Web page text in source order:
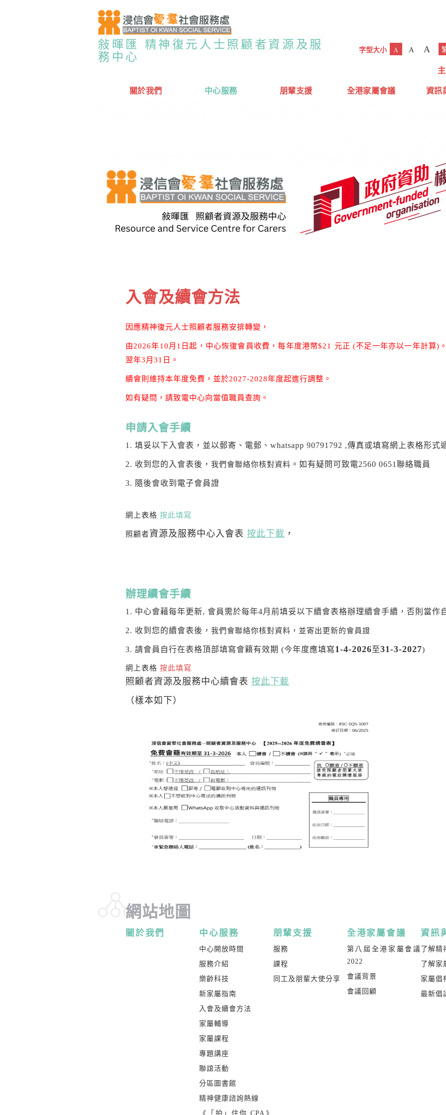
敍暉匯 精神復元人士照顧者資源及服
務中心
字型大小 A A A
關於我們 中心服務 朋輩支援 全港家屬會議 資訊
入會及續會方法
因應精神復元人士照顧者服務安排轉變，
由2026年10月1日起，中心恢復會員收費，每年度港幣$21 元正 (不足一年亦以一年計算)
翌年3月31日。
續會則維持本年度免費，並於2027-2028年度起進行調整。
如有疑問，請致電中心向當值職員查詢。
申請入會手續
1. 填妥以下入會表，並以郵寄、電郵、whatsapp 90791792 ,傳真或填寫網上表格形式
2. 收到您的入會表後， 我們會聯絡你核對資料 。如有疑問可致電2560 0651聯絡職員
3. 隨後會收到電子會員證
網上表格 按此填寫
照顧者資源及服務中心入會表 按此下載 ，
辦理續會手續
1. 中心會藉每年更新, 會員需於每年4月前填妥以下續會表格辦理續會手續，否則當作
2. 收到您的續會表後， 我們會聯絡你核對資料，並寄出更新的會員證
3. 請會員自行在表格頂部填寫會籍有效期 (今年度應填寫1-4-2026至31-3-2027)
網上表格 按此填寫
照顧者資源及服務中心續會表 按此下載
（樣本如下）
網站地圖
關於我們 中心服務
中心開放時間
服務介紹
樂齡科技
新家屬指南
入會及續會方法
家屬輔導
家屬課程
專題講座
聯誼活動
分區圖書館
精神健康諮詢熱線
《「拍」住你 CPA》
朋輩支援
服務
課程
同工及朋輩大使分享
全港家屬會議
第八屆全港家屬會議
2022
會議背景
會議回顧
資訊
了解精
了解家
家屬倡
最新倡